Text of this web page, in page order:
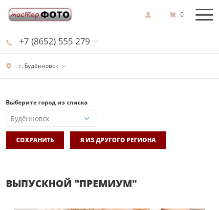
г. Будённовск
+7 (8652) 555 279
0
Выберите город из списка
СОХРАНИТЬ Я ИЗ ДРУГОГО РЕГИОНА
ВЫПУСКНОЙ "ПРЕМИУМ"